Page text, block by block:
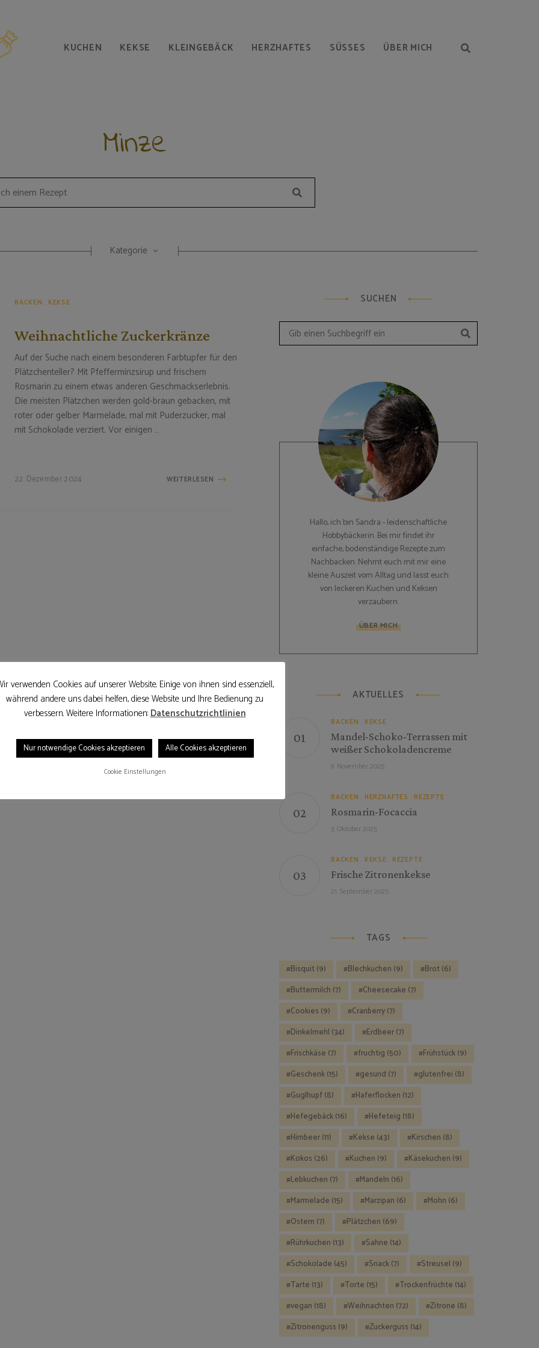
KUCHEN KEKSE KLEINGEBÄCK HERZHAFTES SÜSSES ÜBER MICH
Minze
Suchen
Kategorie
BACKEN KEKSE
Weihnachtliche Zuckerkränze
Auf der Suche nach einem besonderen Farbtupfer für den
Plätzchenteller? Mit Pfefferminzsirup und frischem
Rosmarin zu einem etwas anderen Geschmackserlebnis.
Die meisten Plätzchen werden gold-braun gebacken, mit
roter oder gelber Marmelade, mal mit Puderzucker, mal
mit Schokolade verziert. Vor einigen …
22. Dezember 2024 WEITERLESEN
SUCHEN
Search
Suchen
Hallo, ich bin Sandra - leidenschaftliche
Hobbybäckerin. Bei mir findet ihr
einfache, bodenständige Rezepte zum
Nachbacken. Nehmt euch mit mir eine
kleine Auszeit vom Alltag und lasst euch
von leckeren Kuchen und Keksen
verzaubern.
ÜBER MICH
AKTUELLES
BACKEN KEKSE
Mandel-Schoko-Terrassen mit
weißer Schokoladencreme
9. November 2025
BACKEN HERZHAFTES REZEPTE
Rosmarin-Focaccia
3. Oktober 2025
BACKEN KEKSE REZEPTE
Frische Zitronenkekse
21. September 2025
TAGS
Bisquit(9) Blechkuchen (9) Brot(6)
Buttermilch (7) Cheesecake (7)
Cookies (9) Cranberry(7)
Dinkelmehl (34) Erdbeer(7)
Frischkäse (7) fruchtig (50) Frühstück(9)
Geschenk(15) gesund (7) glutenfrei (8)
Guglhupf(8) Haferflocken (12)
Hefegebäck(16) Hefeteig (18)
Himbeer(11) Kekse (43) Kirschen (8)
Kokos (26) Kuchen (9) Käsekuchen (9)
Lebkuchen (7) Mandeln (16)
Marmelade (15) Marzipan (6) Mohn (6)
Ostern (7) Plätzchen (69)
Rührkuchen (13) Sahne (14)
Schokolade (45) Snack(7) Streusel (9)
Tarte (13) Torte (15) Trockenfrüchte (14)
vegan (18) Weihnachten (72) Zitrone (8)
Zitronenguss (9) Zuckerguss (14)
verwenden Cookies auf unserer Website. Einige von ihnen sind essenziell,
während andere uns dabei helfen, diese Website und Ihre Bedienung zu
verbessern. Weitere Informationen:Datenschutzrichtlinien
Nur notwendige Cookies akzeptieren Alle Cookies akzeptieren
Cookie Einstellungen